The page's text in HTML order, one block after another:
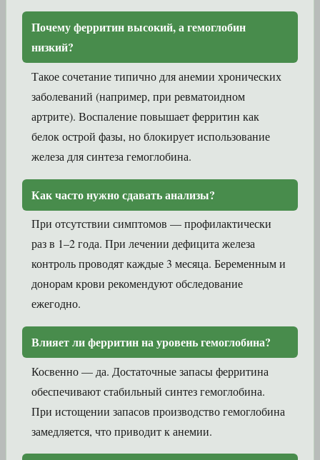
Почему ферритин высокий, а гемоглобин
низкий?
Такое сочетание типично для анемии хронических
заболеваний (например, при ревматоидном
артрите). Воспаление повышает ферритин как
белок острой фазы, но блокирует использование
железа для синтеза гемоглобина.
Как часто нужно сдавать анализы?
При отсутствии симптомов — профилактически
раз в 1–2 года. При лечении дефицита железа
контроль проводят каждые 3 месяца. Беременным и
донорам крови рекомендуют обследование
ежегодно.
Влияет ли ферритин на уровень гемоглобина?
Косвенно — да. Достаточные запасы ферритина
обеспечивают стабильный синтез гемоглобина.
При истощении запасов производство гемоглобина
замедляется, что приводит к анемии.